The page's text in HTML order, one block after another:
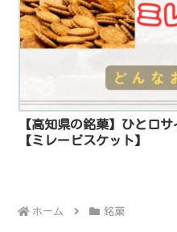
【高知県の銘菓】ひと口
【ミレービスケット】
ホーム 銘菓